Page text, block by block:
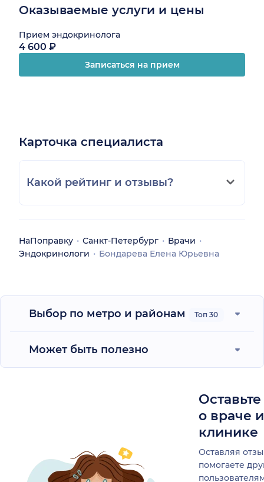
комментарии по состоянию его здоровья. Личные
проблемы и характер специалиста не должны
влиять на качество оказываемых услуг, даже если
мне просто не повезло попасть на прием " в
неудачный день" для данного врача.
Оказываемые услуги и цены
Прием эндокринолога
4 600 ₽
Записаться на прием
Карточка специалиста
Какой рейтинг и отзывы?
НаПоправку Санкт-Петербург
Врачи
Эндокринологи
Бондарева Елена Юрьевна
Выбор по метро и районам Топ 30
Может быть полезно
о враче
клинике
Оставляя
помогаете